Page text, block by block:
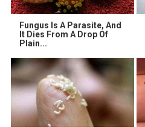
Fungus Is A Parasite, And
It Dies From A Drop Of
Plain...